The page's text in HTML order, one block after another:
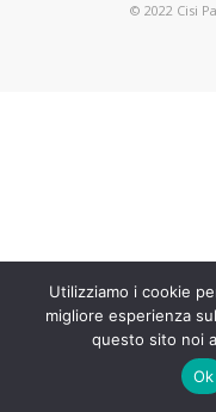
© 2022 Cisi
Utilizziamo i cookie
migliore esperienza
questo sito noi
Ok